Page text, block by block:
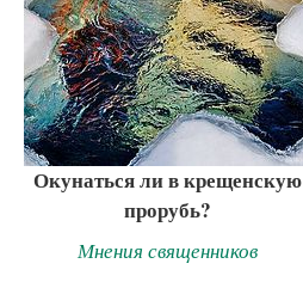
Окунаться ли в крещенскую
прорубь?
Мнения священников